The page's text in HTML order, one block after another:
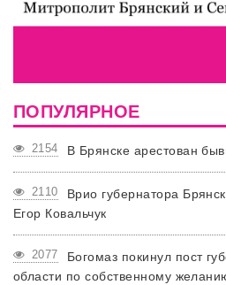
ПОПУЛЯРНОЕ
2154 В Брянске арестован
2110
Врио губернатора
Егор Ковальчук
2077
Богомаз покинул пост
области по собственному